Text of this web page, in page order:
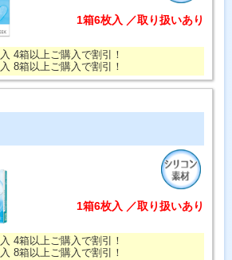
1箱6枚入 ／取り扱いあり
4箱以上ご購入で割引！
8箱以上ご購入で割引！
1箱6枚入 ／取り扱いあり
4箱以上ご購入で割引！
8箱以上ご購入で割引！